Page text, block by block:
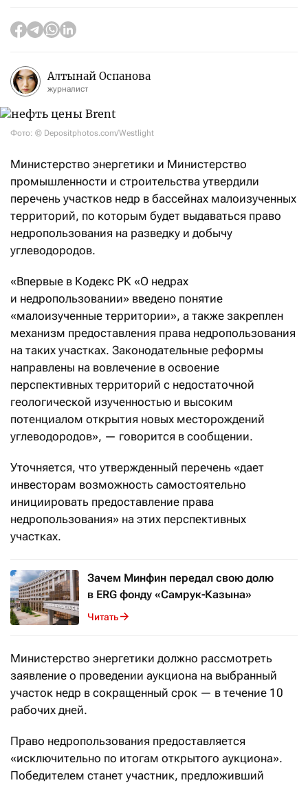
Алтынай Оспанова
журналист
Фото: © Depositphotos.com/Westlight
Министерство энергетики и Министерство
промышленности и строительства утвердили
перечень участков недр в бассейнах малоизученных
территорий, по которым будет выдаваться право
недропользования на разведку и добычу
углеводородов.
«Впервые в Кодекс РК «О недрах
и недропользовании» введено понятие
«малоизученные территории», а также закреплен
механизм предоставления права недропользования
на таких участках. Законодательные реформы
направлены на вовлечение в освоение
перспективных территорий с недостаточной
геологической изученностью и высоким
потенциалом открытия новых месторождений
углеводородов», — говорится в сообщении.
Уточняется, что утвержденный перечень «дает
инвесторам возможность самостоятельно
инициировать предоставление права
недропользования» на этих перспективных
участках.
Зачем Минфин передал свою долю
в ERG фонду «Самрук-Казына»
Читать
Министерство энергетики должно рассмотреть
заявление о проведении аукциона на выбранный
участок недр в сокращенный срок — в течение 10
рабочих дней.
Право недропользования предоставляется
«исключительно по итогам открытого аукциона».
Победителем станет участник, предложивший